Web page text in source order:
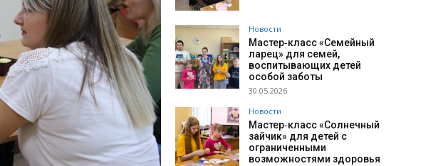
Новости
Мастер‑класс «Семейный
ларец» для семей,
воспитывающих детей
особой заботы
30.05.2026
Новости
Мастер‑класс «Солнечный
зайчик» для детей с
ограниченными
возможностями здоровья